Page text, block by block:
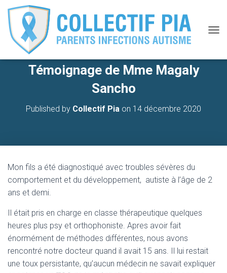
N
Témoignage de Mme Magaly
Sancho
Published by Collectif Pia on 14 décembre 2020
Mon fils a été diagnostiqué avec troubles sévères du
comportement et du développement, autiste à l’âge de 2
ans et demi.
Il était pris en charge en classe thérapeutique quelques
heures plus psy et orthophoniste. Apres avoir fait
énormément de méthodes différentes, nous avons
rencontré notre docteur quand il avait 15 ans. Il lui restait
une toux persistante, qu’aucun médecin ne savait expliquer